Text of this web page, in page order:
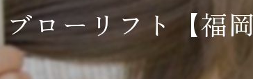
ブローリフト【福